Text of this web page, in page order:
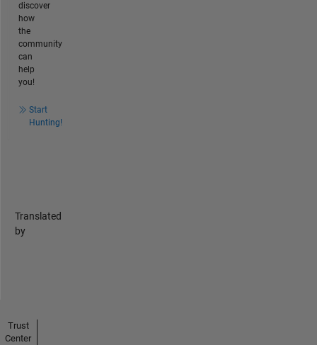
discover
how
the
community
can
help
you!
Start
Hunting!
Translated
by
Trust
Center